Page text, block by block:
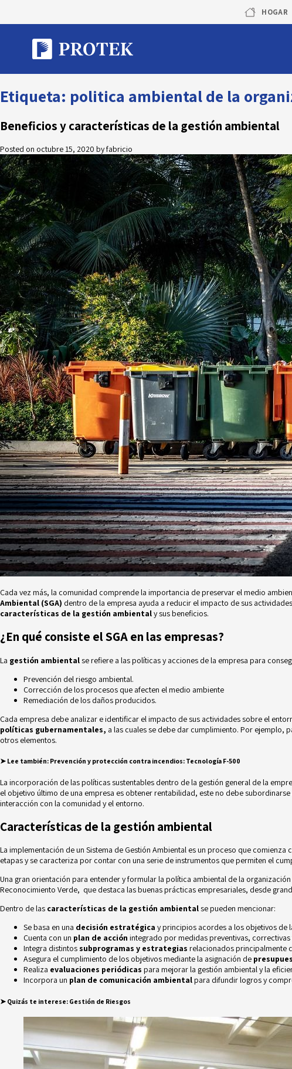
content
HOGAR
Etiqueta: politica ambiental de la
Beneficios y características de la gestión ambiental
Posted on octubre 15, 2020 byfabricio
Cada vez más, la comunidad comprende la importancia de preservar el medio
Ambiental (SGA) dentro de la empresa ayuda a reducir el impacto de sus
características de la gestión ambientaly sus beneficios.
¿En qué consiste el SGA en las empresas?
La gestión ambientalse refiere a las políticas y acciones de la empresa para
Prevención del riesgo ambiental.
Corrección de los procesos que afecten el medio ambiente
Remediación de los daños producidos.
Cada empresa debe analizar e identificar el impacto de sus actividades sobre el
políticas gubernamentales, a las cuales se debe dar cumplimiento. Por
otros elementos.
➤ Lee también: Prevención y protección contra incendios: Tecnología F-500
La incorporación de las políticas sustentables dentro de la gestión general de la
el objetivo último de una empresa es obtener rentabilidad, este no debe
interacción con la comunidad y el entorno.
Características de la gestión ambiental
La implementación de un Sistema de Gestión Ambiental es un proceso que comienza
etapas y se caracteriza por contar con una serie de instrumentos que permiten el
Una gran orientación para entender y formular la política ambiental de la organización
Reconocimiento Verde, que destaca las buenas prácticas empresariales, desde
Dentro de las características de la gestión ambientalse pueden mencionar:
Se basa en una decisión estratégica y principios acordes a los objetivos
Cuenta con un plan de acción integrado por medidas preventivas,
Integra distintos subprogramas y estrategias relacionados principalmente
Asegura el cumplimiento de los objetivos mediante la asignación de
Realiza evaluaciones periódicas para mejorar la gestión ambiental y la
Incorpora un plan de comunicación ambientalpara difundir logros y
➤ Quizás te interese: Gestión de Riesgos